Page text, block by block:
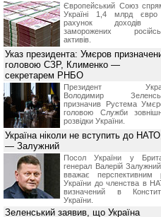
Європейський Союз
Україні 1,4 млрд
рахунок доходів
заморожених
активів.
Указ президента: Умєров
головою СЗР, Клименко —
секретарем РНБО
Президент
Володимир
призначив Pустема
головою Служби
розвідки України.
Україна ніколи не вступить до
— Залужний
Посол України у
генерал Валерій
вважає перспективним
України до членства в
визначений в
України.
Зеленський заявив, що Україна